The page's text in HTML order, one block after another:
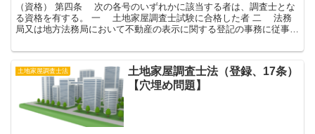
（資格） 第四条 次の各号のいずれかに該当する者は、調査士とな
る資格を有する。 一 土地家屋調査士試験に合格した者 二 法務
局又は地方法務局において不動産の表示に関する登記の事務に従事し
土地家屋調査士法
土地家屋調査士法（登録、17条）
【穴埋め問題】